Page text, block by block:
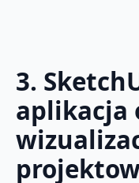
3.
aplikacja